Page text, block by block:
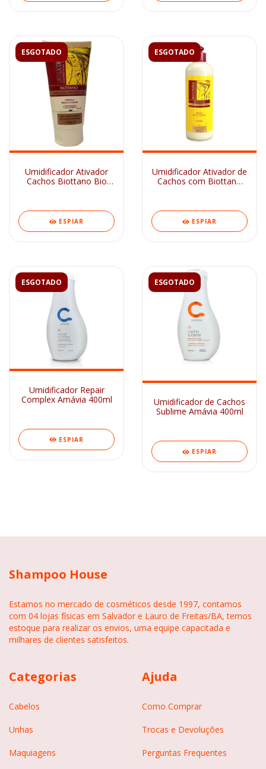
ESGOTADO
Umidificador Ativador
Cachos Biottano Bio
ESPIAR
ESGOTADO
Umidificador Ativador de
Cachos com Biottano
ESPIAR
ESGOTADO
Umidificador Repair
Complex Amávia 400ml
ESPIAR
ESGOTADO
Umidificador de Cachos
Sublime Amávia 400ml
ESPIAR
Shampoo House
Estamos no mercado de cosméticos desde 1997, contamos
com 04 lojas físicas em Salvador e Lauro de Freitas/BA, temos
estoque para realizar os envios, uma equipe capacitada e
milhares de clientes satisfeitos.
Categorias
Cabelos
Unhas
Maquiagens
Ajuda
Como Comprar
Trocas e Devoluções
Perguntas Frequentes